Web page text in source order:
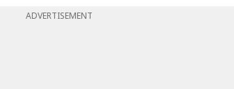
ADVERTISEMENT